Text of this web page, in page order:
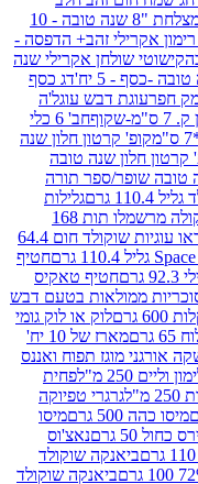
צלחת "8 שנה טובה - 10
זהב+ הדפסה -
אקרילי שנה
דג כסף
דבש עוגל'ה
חב' 6 כלי
חלון שנה
שנה טובה
ספר תורה
גלילות
אוראו שוקולה מרשמלו תות 168
אוראו עוגיות שוקולד חום 64.4
חטיף
חטיף טאקיס
בטעם דבש
לוק או לוק גומי
מארז של 10 יח'
תפוח ואננס
פחית
טפיוקה
מיסו
נאצ'וס
שוקולד
ביאנקה שוקולד